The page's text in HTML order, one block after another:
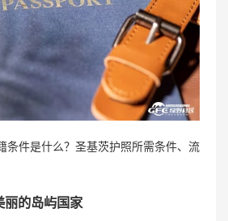
条件是什么？圣基茨护照所需条件、流
丽的岛屿国家